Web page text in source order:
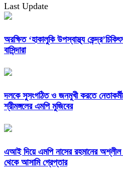
Last Update
অরক্ষিত ‘হাকালুকি উপস্বাস্থ্য
বাসিন্দারা
দলকে সুসংগঠিত ও জনমুখী করতে
শ্রীমঙ্গলের এমপি মুজিবের
এআই দিয়ে এমপি নাসের রহমানের
থেকে আসামি গ্রেপ্তার